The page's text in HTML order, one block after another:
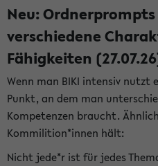
Neu: Ordnerprompts
verschiedene
Fähigkeiten
Wenn man BIKI intensiv nutzt
Punkt, an dem man
Kompetenzen braucht.
Kommilition*innen hält:
Nicht jede*r ist für jedes